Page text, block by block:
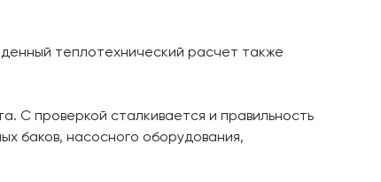
теплотехнический расчет также
С проверкой сталкивается и правильность
баков, насосного оборудования,